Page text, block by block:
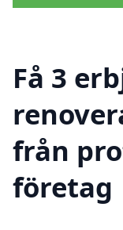
Få 3
från
företag